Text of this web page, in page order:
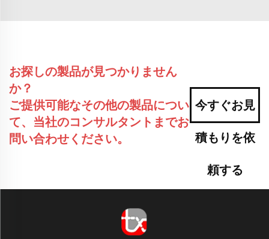
お探しの製品が見つかりません
か？
ご提供可能なその他の製品につい
て、当社のコンサルタントまでお
問い合わせください。
今すぐお見
積もりを依
頼する